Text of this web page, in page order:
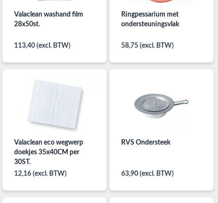
Valaclean washand film
28x50st.
113,40 (excl. BTW)
Ringpessarium met
ondersteuningsvlak
58,75 (excl. BTW)
Valaclean eco wegwerp
doekjes 35x40CM per
30ST.
12,16 (excl. BTW)
RVS Ondersteek
63,90 (excl. BTW)